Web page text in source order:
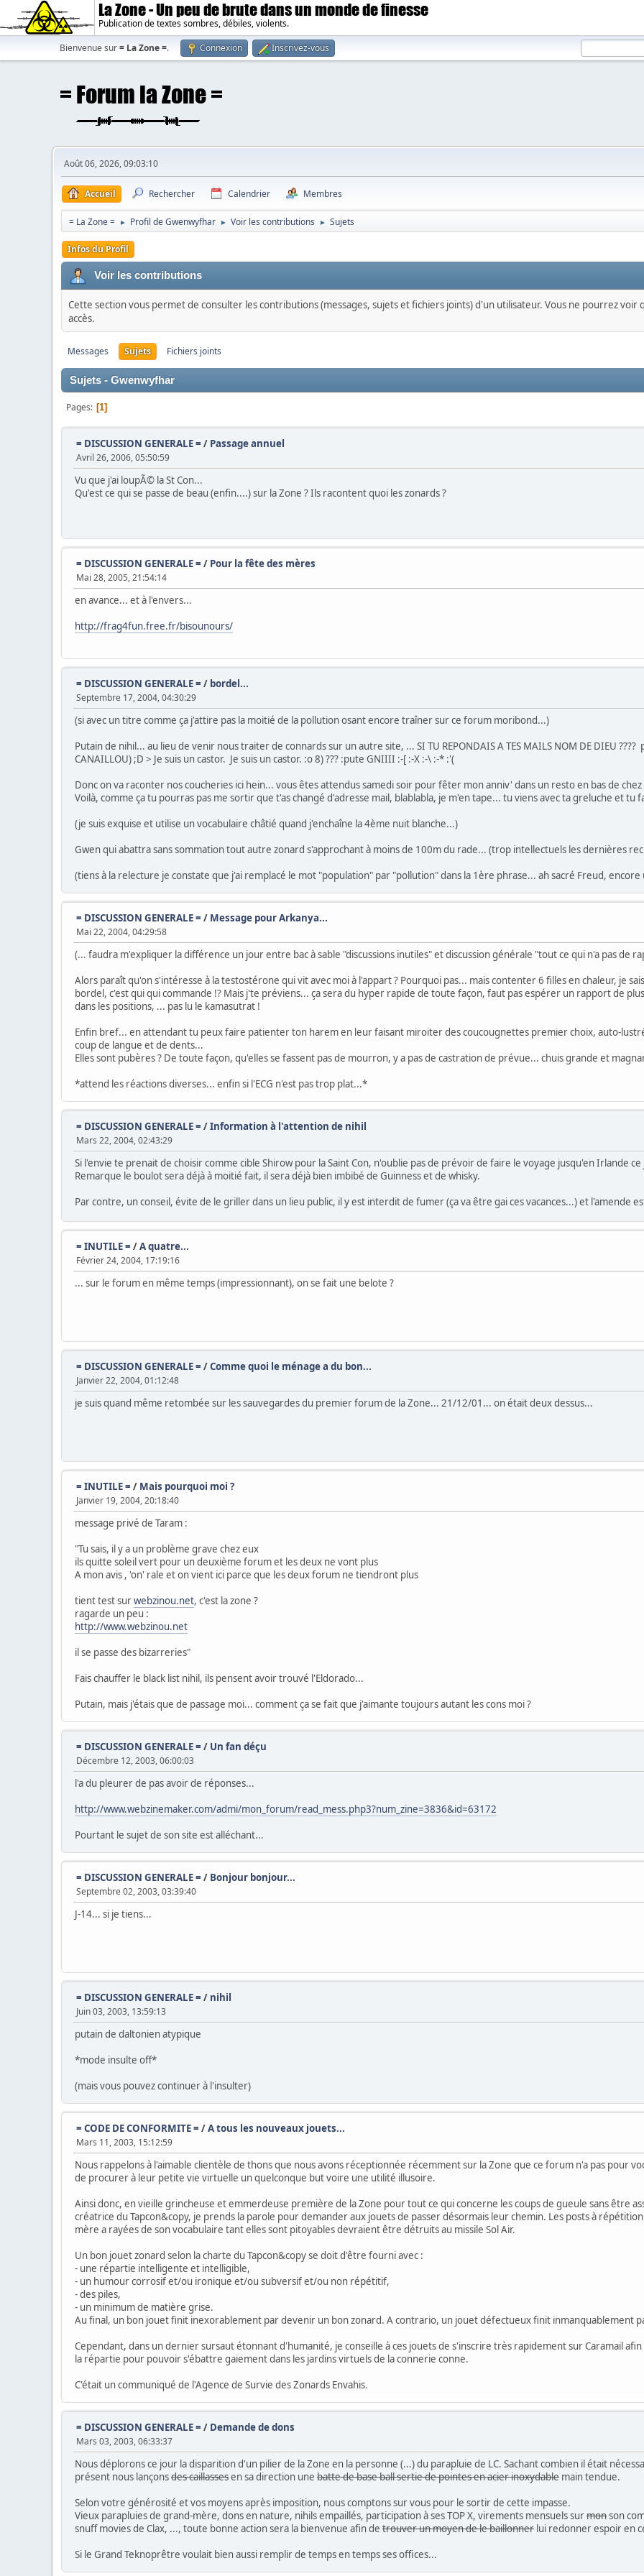
La Zone - Un peu de brute dans un monde de finesse
Publication de textes sombres, débiles, violents.
Bienvenue sur= La Zone =. Connexion Inscrivez-vous
Août 06, 2026, 09:03:10
Accueil Rechercher Calendrier Membres
= La Zone = ► Profil de Gwenwyfhar ► Voir les contributions ► Sujets
Infos du Profil
Voir les contributions
Cette section vous permet de consulter les contributions (messages, sujets et fichiers joints) d'un utilisateur. Vous ne pourrez voir
accès.
Messages Sujets Fichiers joints
Sujets - Gwenwyfhar
Pages 1
= DISCUSSION GENERALE = / Passage annuel
Avril 26, 2006, 05:50:59
Vu que j'ai loupÃ© la St Con...
Qu'est ce qui se passe de beau (enfin....) sur la Zone ? Ils racontent quoi les zonards ?
= DISCUSSION GENERALE = / Pour la fête des mères
Mai 28, 2005, 21:54:14
en avance... et à l'envers...
http://frag4fun.free.fr/bisounours/
= DISCUSSION GENERALE = / bordel...
Septembre 17, 2004, 04:30:29
(si avec un titre comme ça j'attire pas la moitié de la pollution osant encore traîner sur ce forum moribond...)
Putain de nihil... au lieu de venir nous traiter de connards sur un autre site, ... SI TU REPONDAIS A TES MAILS NOM DE DIEU
CANAILLOU) ;D > Je suis un castor. Je suis un castor. :o 8) ??? :pute GNIIII :-[ :-X :-\ :-* :'(
Donc on va raconter nos coucheries ici hein... vous êtes attendus samedi soir pour fêter mon anniv' dans un resto en bas de
Voilà, comme ça tu pourras pas me sortir que t'as changé d'adresse mail, blablabla, je m'en tape... tu viens avec ta greluche et tu
(je suis exquise et utilise un vocabulaire châtié quand j'enchaîne la 4ème nuit blanche...)
Gwen qui abattra sans sommation tout autre zonard s'approchant à moins de 100m du rade... (trop intellectuels les dernières
(tiens à la relecture je constate que j'ai remplacé le mot "population" par "pollution" dans la 1ère phrase... ah sacré Freud, encore
= DISCUSSION GENERALE = / Message pour Arkanya...
Mai 22, 2004, 04:29:58
(... faudra m'expliquer la différence un jour entre bac à sable "discussions inutiles" et discussion générale "tout ce qui n'a pas de
Alors paraît qu'on s'intéresse à la testostérone qui vit avec moi à l'appart ? Pourquoi pas... mais contenter 6 filles en chaleur, je
bordel, c'est qui qui commande !? Mais j'te préviens... ça sera du hyper rapide de toute façon, faut pas espérer un rapport de
dans les positions, ... pas lu le kamasutrat !
Enfin bref... en attendant tu peux faire patienter ton harem en leur faisant miroiter des coucougnettes premier choix, auto-
coup de langue et de dents...
Elles sont pubères ? De toute façon, qu'elles se fassent pas de mourron, y a pas de castration de prévue... chuis grande et
*attend les réactions diverses... enfin si l'ECG n'est pas trop plat...*
= DISCUSSION GENERALE = /Information à l'attention de nihil
Mars 22, 2004, 02:43:29
Si l'envie te prenait de choisir comme cible Shirow pour la Saint Con, n'oublie pas de prévoir de faire le voyage jusqu'en Irlande ce
Remarque le boulot sera déjà à moitié fait, il sera déjà bien imbibé de Guinness et de whisky.
Par contre, un conseil, évite de le griller dans un lieu public, il y est interdit de fumer (ça va être gai ces vacances...) et l'amende
= INUTILE = /A quatre...
Février 24, 2004, 17:19:16
... sur le forum en même temps (impressionnant), on se fait une belote ?
= DISCUSSION GENERALE = /Comme quoi le ménage a du bon...
Janvier 22, 2004, 01:12:48
je suis quand même retombée sur les sauvegardes du premier forum de la Zone... 21/12/01... on était deux dessus...
= INUTILE = / Mais pourquoi moi ?
Janvier 19, 2004, 20:18:40
message privé de Taram :
"Tu sais, il y a un problème grave chez eux
ils quitte soleil vert pour un deuxième forum et les deux ne vont plus
A mon avis , 'on' rale et on vient ici parce que les deux forum ne tiendront plus
tient test surwebzinou.net, c'est la zone ?
ragarde un peu :
http://www.webzinou.net
il se passe des bizarreries"
Fais chauffer le black list nihil, ils pensent avoir trouvé l'Eldorado...
Putain, mais j'étais que de passage moi... comment ça se fait que j'aimante toujours autant les cons moi ?
= DISCUSSION GENERALE = / Un fan déçu
Décembre 12, 2003, 06:00:03
l'a du pleurer de pas avoir de réponses...
http://www.webzinemaker.com/admi/mon_forum/read_mess.php3?num_zine=3836&id=63172
Pourtant le sujet de son site est alléchant...
= DISCUSSION GENERALE = / Bonjour bonjour...
Septembre 02, 2003, 03:39:40
J-14... si je tiens...
= DISCUSSION GENERALE = / nihil
Juin 03, 2003, 13:59:13
putain de daltonien atypique
*mode insulte off*
(mais vous pouvez continuer à l'insulter)
= CODE DE CONFORMITE = /A tous les nouveaux jouets...
Mars 11, 2003, 15:12:59
Nous rappelons à l'aimable clientèle de thons que nous avons réceptionnée récemment sur la Zone que ce forum n'a pas pour
de procurer à leur petite vie virtuelle un quelconque but voire une utilité illusoire.
Ainsi donc, en vieille grincheuse et emmerdeuse première de la Zone pour tout ce qui concerne les coups de gueule sans être
créatrice du Tapcon&copy, je prends la parole pour demander aux jouets de passer désormais leur chemin. Les posts à
mère a rayées de son vocabulaire tant elles sont pitoyables devraient être détruits au missile Sol Air.
Un bon jouet zonard selon la charte du Tapcon&copy se doit d'être fourni avec :
- une répartie intelligente et intelligible,
- un humour corrosif et/ou ironique et/ou subversif et/ou non répétitif,
- des piles,
- un minimum de matière grise.
Au final, un bon jouet finit inexorablement par devenir un bon zonard. A contrario, un jouet défectueux finit inmanquablement
Cependant, dans un dernier sursaut étonnant d'humanité, je conseille à ces jouets de s'inscrire très rapidement sur Caramail
la répartie pour pouvoir s'ébattre gaiement dans les jardins virtuels de la connerie conne.
C'était un communiqué de l'Agence de Survie des Zonards Envahis.
= DISCUSSION GENERALE = / Demande de dons
Mars 03, 2003, 06:33:37
Nous déplorons ce jour la disparition d'un pilier de la Zone en la personne (...) du parapluie de LC. Sachant combien il était
présent nous lançonsdes caillassesen sa direction une batte de base ball sertie de pointes en acier inoxydable main tendue.
Selon votre générosité et vos moyens après imposition, nous comptons sur vous pour le sortir de cette impasse.
Vieux parapluies de grand-mère, dons en nature, nihils empaillés, participation à ses TOP X, virements mensuels surmonson
snuff movies de Clax, ..., toute bonne action sera la bienvenue afin de trouver un moyen de le baillonner lui redonner espoir en
Si le Grand Teknoprêtre voulait bien aussi remplir de temps en temps ses offices...